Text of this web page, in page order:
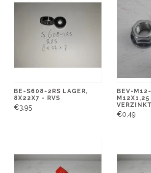
BE-S608-2RS LAGER,
8X22X7 - RVS
€3,95
BEV-
M12X1,25
VERZINKT
€0,49